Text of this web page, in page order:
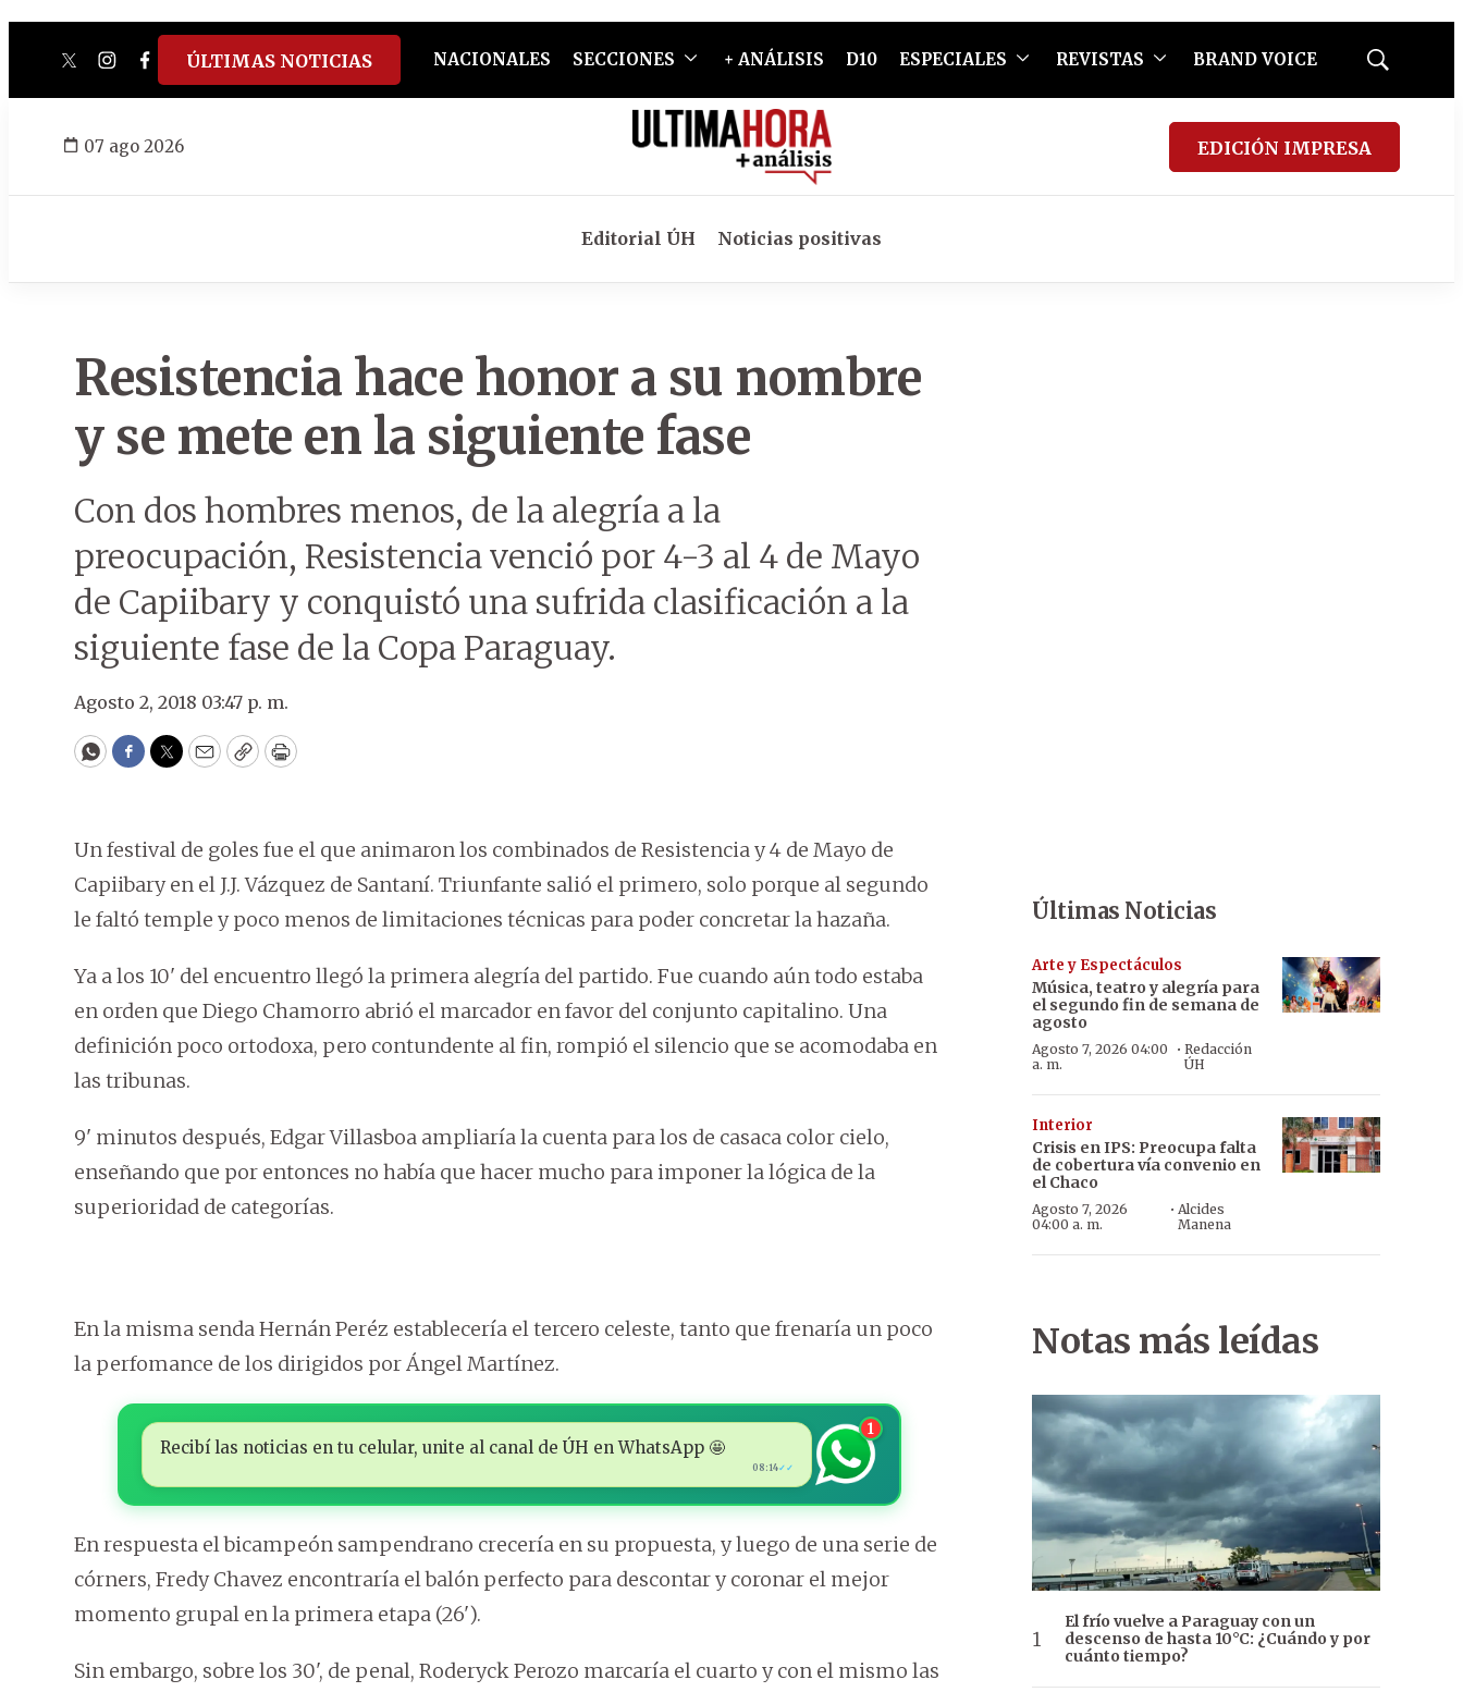
twitterinstagram
facebook
tiktokyoutube
spotify
ÚLTIMAS NOTICIAS NACIONALES SECCIONES + ANÁLISIS D10 ESPECIALES REVISTAS BRAND VOICE
Mostrar
07 ago 2026 EDICIÓN IMPRESA
Editorial ÚH Noticias positivas
Resistencia hace honor a su nombre
y se mete en la siguiente fase
Con dos hombres menos, de la alegría a la
preocupación, Resistencia venció por 4-3 al 4 de Mayo
de Capiibary y conquistó una sufrida clasificación a la
siguiente fase de la Copa Paraguay.
Agosto 2, 2018 03:47 p. m.
WhatsApp
Facebook
Twitter
EmailCopyPrint
Un festival de goles fue el que animaron los combinados de Resistencia y 4 de Mayo de
Capiibary en el J.J. Vázquez de Santaní. Triunfante salió el primero, solo porque al segundo
le faltó temple y poco menos de limitaciones técnicas para poder concretar la hazaña.
Ya a los 10' del encuentro llegó la primera alegría del partido. Fue cuando aún todo estaba
en orden que Diego Chamorro abrió el marcador en favor del conjunto capitalino. Una
definición poco ortodoxa, pero contundente al fin, rompió el silencio que se acomodaba en
las tribunas.
9' minutos después, Edgar Villasboa ampliaría la cuenta para los de casaca color cielo,
enseñando que por entonces no había que hacer mucho para imponer la lógica de la
superioridad de categorías.
En la misma senda Hernán Peréz establecería el tercero celeste, tanto que frenaría un poco
la perfomance de los dirigidos por Ángel Martínez.
Recibí las noticias en tu celular, unite al canal de ÚH en WhatsApp 🤩
08:14✓✓
1
En respuesta el bicampeón sampendrano crecería en su propuesta, y luego de una serie de
córners, Fredy Chavez encontraría el balón perfecto para descontar y coronar el mejor
momento grupal en la primera etapa (26').
Sin embargo, sobre los 30', de penal, Roderyck Perozo marcaría el cuarto y con el mismo las
Últimas Noticias
Arte y Espectáculos
Música, teatro y alegría para
el segundo fin de semana de
agosto
Agosto 7, 2026 04:00
a. m.
· Redacción
ÚH
Interior
Crisis en IPS: Preocupa falta
de cobertura vía convenio en
el Chaco
Agosto 7, 2026
04:00 a. m.
·Alcides
Manena
Notas más leídas
El frío vuelve a Paraguay con un
descenso de hasta 10°C: ¿Cuándo y por
cuánto tiempo?